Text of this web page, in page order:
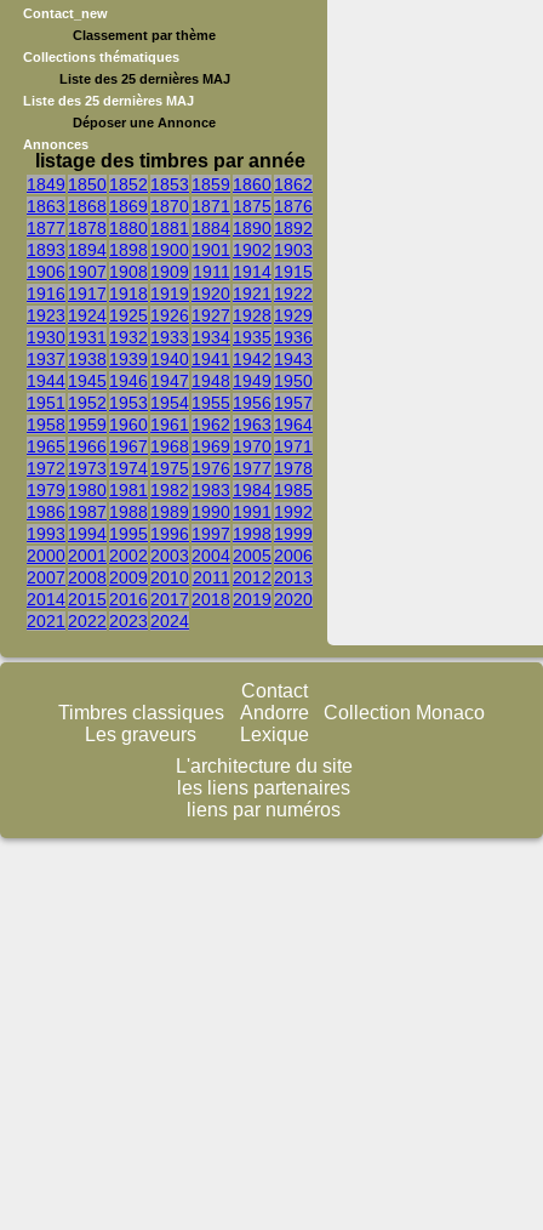
Contact_new
Classement par thème
Collections thématiques
Liste des 25 dernières MAJ
Liste des 25 dernières MAJ
Déposer une Annonce
Annonces
listage des timbres par année
1849 18501852 1853 1859 18601862
1863 1868 1869 18701871 1875 1876
1877 1878 18801881 188418901892
1893 18941898 19001901 1902 1903
1906 1907 1908 1909 1911 19141915
1916 1917 1918 1919 19201921 1922
1923 19241925 1926 1927 1928 1929
19301931 1932 1933 19341935 1936
1937 1938 1939 19401941 1942 1943
19441945 1946 1947 1948 1949 1950
1951 1952 1953 19541955 1956 1957
1958 1959 19601961 1962 1963 1964
1965 1966 1967 1968 1969 19701971
1972 1973 19741975 1976 1977 1978
1979 19801981 1982 1983 19841985
1986 1987 1988 1989 19901991 1992
1993 19941995 1996 1997 1998 1999
20002001 2002 2003 20042005 2006
2007 2008 2009 2010 2011 2012 2013
20142015 2016 2017 2018 2019 2020
2021 2022 2023 2024
Timbres classiques
Les graveurs
Contact
Andorre
Lexique
Collection Monaco
L'architecture du site
les liens partenaires
liens par numéros